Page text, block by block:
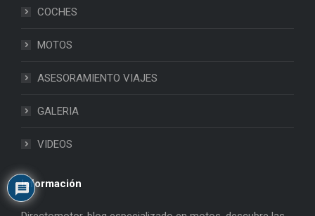
COCHES
MOTOS
ASESORAMIENTO VIAJES
GALERIA
VIDEOS
Información